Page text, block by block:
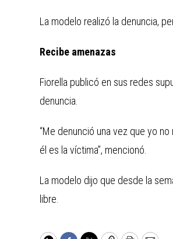
La modelo realizó la denuncia,
Recibe amenazas
Fiorella publicó en sus redes
denuncia.
“Me denunció una vez que yo
él es la víctima”, mencionó.
La modelo dijo que desde la
libre.